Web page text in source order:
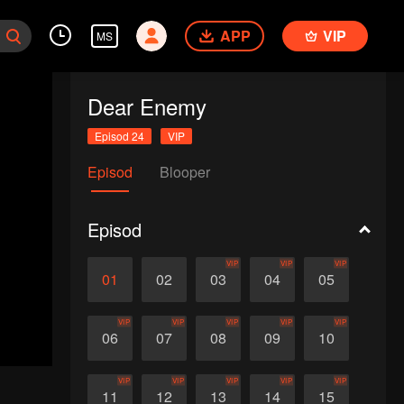
MS APP VIP
Dear Enemy
Episod 24 VIP
Episod Blooper
Episod
01 02 03
VIP
04
VIP
05
VIP
06
VIP
07
VIP
08
VIP
09
VIP
10
VIP
11
VIP
12
VIP
13
VIP
14
VIP
15
VIP